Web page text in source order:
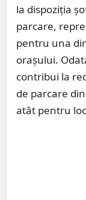
la dispoziția
parcare,
pentru una
orașului.
contribui la
de parcare
atât pentru